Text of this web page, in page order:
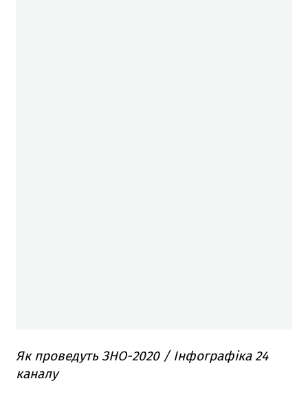
Як проведуть ЗНО-2020 / Інфографіка 24
каналу